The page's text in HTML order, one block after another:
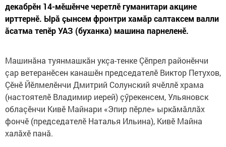
декабрӗн 14-мӗшӗнче черетлӗ гуманитари акцине
ирттернӗ. Ырă çынсем фронтри хамăр салтаксем валли
ăсатма тепӗр УАЗ (буханка) машина парнеленӗ.
Машинăна туянмашкăн укçа-тенке Çӗпрел районӗнчи
çар ветеранӗсен канашӗн председателӗ Виктор Петухов,
Çӗнӗ Йӗлмелӗнчи Дмитрий Солунский ячӗллӗ храма
(настоятелӗ Владимир иерей) çӳрекенсем, Ульяновск
облаçӗнчи Кивӗ Майнари «Эпир пӗрле» ыркăмăллăх
фончӗ (председателӗ Наталья Ильина), Кивӗ Майна
халăхӗ панă.